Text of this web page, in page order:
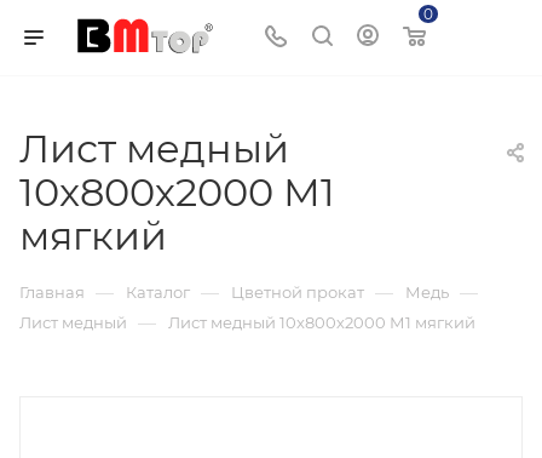
0
Лист медный
10x800х2000 М1
мягкий
Главная — Каталог — Цветной прокат — Медь —
Лист медный — Лист медный 10x800х2000 М1 мягкий